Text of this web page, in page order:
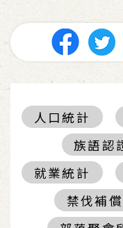
人口統計
族語認
就業統計
禁伐補償